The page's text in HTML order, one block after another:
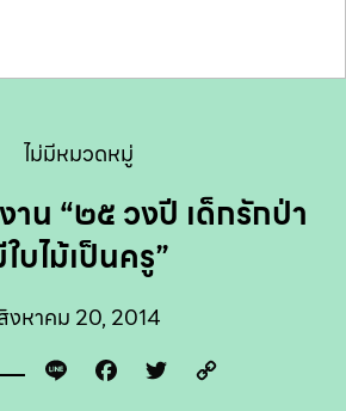
ไม่มีหมวดหมู่
น “๒๕ วงปี เด็กรักป่า
บไม้เป็นครู”
งหาคม 20, 2014
Line Facebook
Twitter